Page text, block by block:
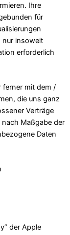
Ihre
für
nur insoweit
erforderlich
ferner mit dem /
die uns ganz
Verträge
Maßgabe der
Daten
der Apple